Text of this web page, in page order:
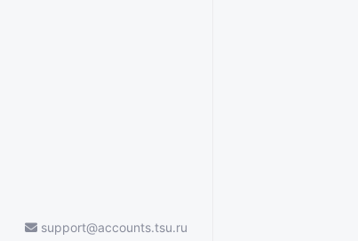
support@accounts.tsu.ru